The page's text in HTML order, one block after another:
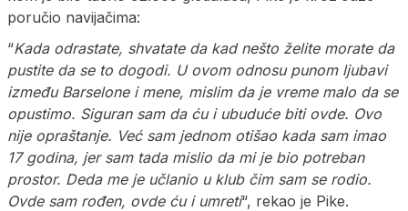
poručio navijačima:
“Kada odrastate, shvatate da kad nešto želite morate da
pustite da se to dogodi. U ovom odnosu punom ljubavi
između Barselone i mene, mislim da je vreme malo da se
opustimo. Siguran sam da ću i ubuduće biti ovde. Ovo
nije opraštanje. Već sam jednom otišao kada sam imao
17 godina, jer sam tada mislio da mi je bio potreban
prostor. Deda me je učlanio u klub čim sam se rodio.
Ovde sam rođen, ovde ću i umreti“, rekao je Pike.